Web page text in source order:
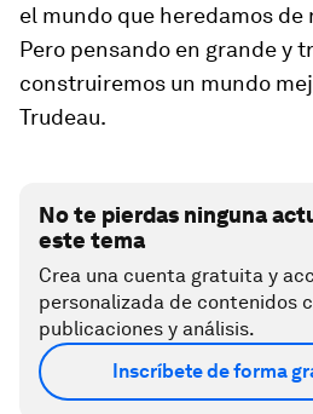
el mundo que heredamos de
Pero pensando en grande y
construiremos un mundo
Trudeau.
No te pierdas ninguna
este tema
Crea una cuenta gratuita y
personalizada de contenidos
publicaciones y análisis.
Inscríbete de forma